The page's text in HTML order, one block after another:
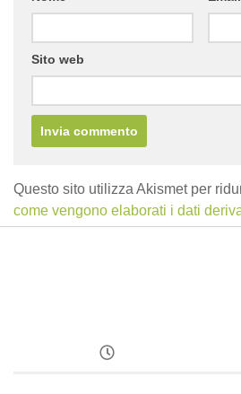
Sito web
Questo sito utilizza Akismet per
come vengono elaborati i dati